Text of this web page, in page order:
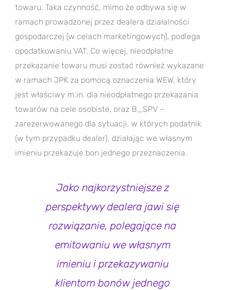
towaru. Taka czynność, mimo że odbywa się w
ramach prowadzonej przez dealera działalności
gospodarczej (w celach marketingowych), podlega
opodatkowaniu VAT. Co więcej, nieodpłatne
przekazanie towaru musi zostać również wykazane
w ramach JPK za pomocą oznaczenia WEW, który
jest właściwy m.in. dla nieodpłatnego przekazania
towarów na cele osobiste, oraz B_SPV –
zarezerwowanego dla sytuacji, w których podatnik
(w tym przypadku dealer), działając we własnym
imieniu przekazuje bon jednego przeznaczenia.
Jako najkorzystniejsze z
perspektywy dealera jawi się
rozwiązanie, polegające na
emitowaniu we własnym
imieniu i przekazywaniu
klientom bonów jednego